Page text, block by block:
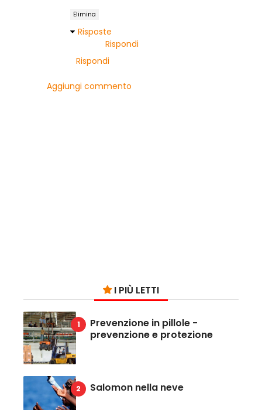
Elimina
Risposte
Rispondi
Rispondi
Aggiungi commento
I PIÙ LETTI
Prevenzione in pillole -
prevenzione e protezione
Salomon nella neve